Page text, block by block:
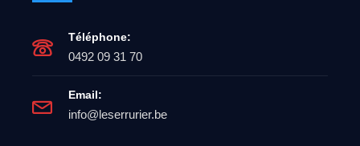
Téléphone:
0492 09 31 70
Email:
info@leserrurier.be